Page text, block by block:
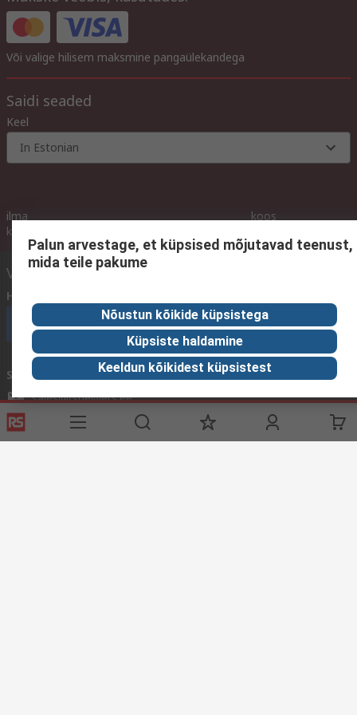
Või valige hilisem maksmine pangaülekandega
Saidi seaded
Keel
In Estonian
ilma
käibemaksuta
käibemaksuga
koos
Võtke meiega ühendust
Helistage meile
Helistage kohe klienditeenindusse
Saatke meile e-kiri vastame tavaliselt 24 tunni jooksul.
sales@rsdelivers.ee
Võtke meiega ühendust
Palun arvestage, et küpsised mõjutavad teenust,
mida teile pakume
Nõustun kõikide küpsistega
Küpsiste haldamine
Keeldun kõikidest küpsistest